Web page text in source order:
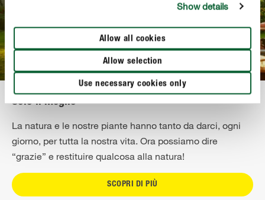
Show details
Allow all cookies
Allow selection
Use necessary cookies only
Solo il meglio
La natura e le nostre piante hanno tanto da darci, ogni
giorno, per tutta la nostra vita. Ora possiamo dire
“grazie” e restituire qualcosa alla natura!
SCOPRI DI PIÙ